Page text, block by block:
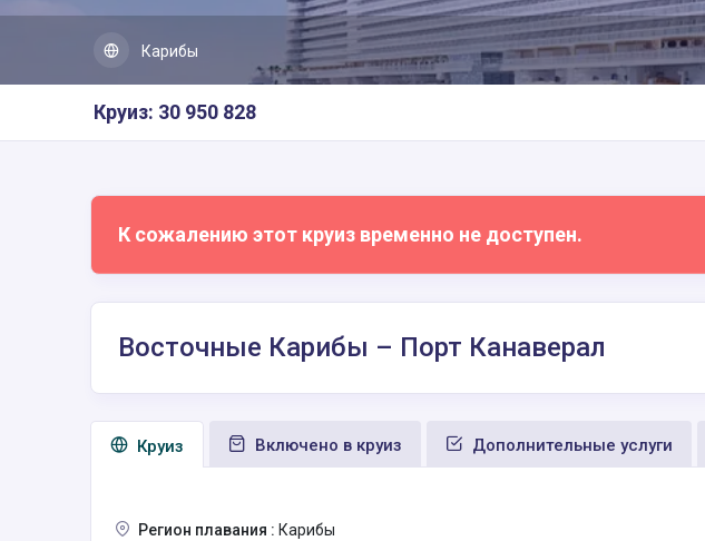
Карибы
Круиз: 30 950 828
К сожалению этот круиз временно не доступен.
Восточные Карибы – Порт Канаверал
Круиз Включено в круиз Дополнительные услуги
Регион плавания : Карибы